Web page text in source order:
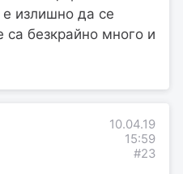
е излишно да се
безкрайно много и
10.04.19
15:59
#23